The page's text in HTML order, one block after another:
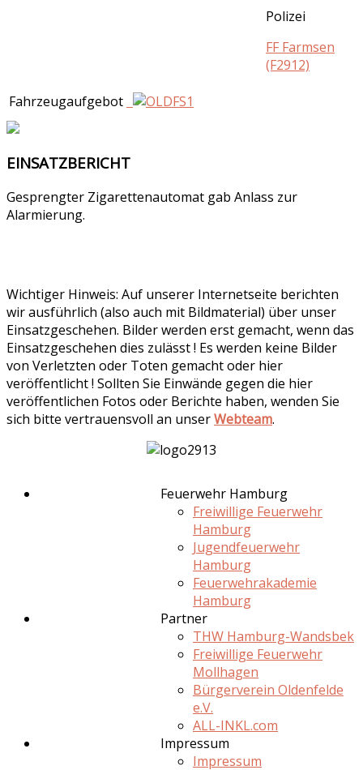
Polizei
FF Farmsen
(F2912)
Fahrzeugaufgebot
EINSATZBERICHT
Gesprengter Zigarettenautomat gab Anlass zur
Alarmierung.
Wichtiger Hinweis: Auf unserer Internetseite berichten
wir ausführlich (also auch mit Bildmaterial) über unser
Einsatzgeschehen. Bilder werden erst gemacht, wenn das
Einsatzgeschehen dies zulässt ! Es werden keine Bilder
von Verletzten oder Toten gemacht oder hier
veröffentlicht ! Sollten Sie Einwände gegen die hier
veröffentlichen Fotos oder Berichte haben, wenden Sie
sich bitte vertrauensvoll an unserWebteam.
Feuerwehr Hamburg
Freiwillige Feuerwehr
Hamburg
Jugendfeuerwehr
Hamburg
Feuerwehrakademie
Hamburg
Partner
THW Hamburg-Wandsbek
Freiwillige Feuerwehr
Mollhagen
Bürgerverein Oldenfelde
e.V.
ALL-INKL.com
Impressum
Impressum